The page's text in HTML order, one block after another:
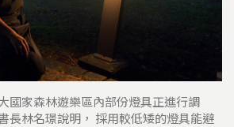
國家森林遊樂區內部份燈具正進行調
長林名璟說明， 採用較低矮的燈具能避